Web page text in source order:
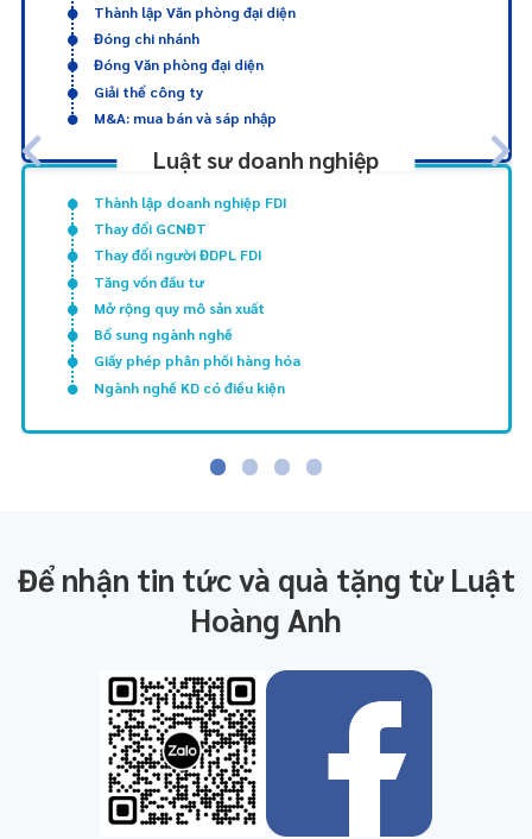
Thành lập Văn phòng đại diện
Đóng chi nhánh
Đóng Văn phòng đại diện
Giải thể công ty
M&A: mua bán và sáp nhập
Luật sư doanh nghiệp
Thành lập doanh nghiệp FDI
Thay đổi GCNĐT
Thay đổi người ĐDPL FDI
Tăng vốn đầu tư
Mở rộng quy mô sản xuất
Bổ sung ngành nghề
Giấy phép phân phối hàng hóa
Ngành nghề KD có điều kiện
Để nhận tin tức và quà tặng từ Luật
Hoàng Anh